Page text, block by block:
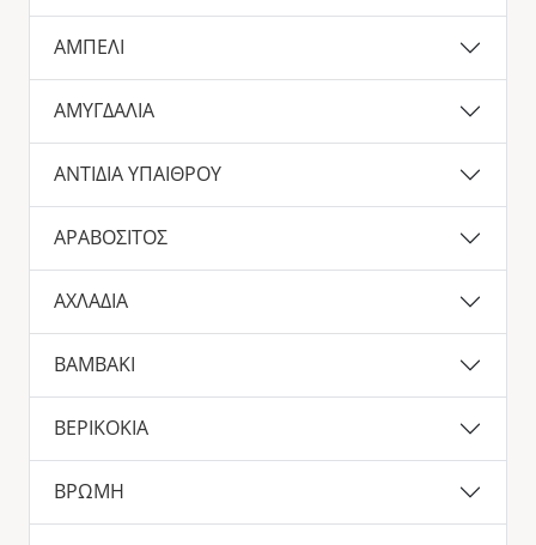
ΑΜΠΕΛΙ
ΑΜΥΓΔΑΛΙΑ
ΑΝΤΙΔΙΑ ΥΠΑΙΘΡΟΥ
ΑΡΑΒΟΣΙΤΟΣ
ΑΧΛΑΔΙΑ
ΒΑΜΒΑΚΙ
ΒΕΡΙΚΟΚΙΑ
ΒΡΩΜΗ